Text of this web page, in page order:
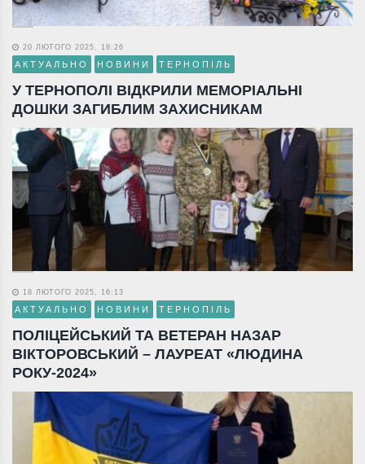
20 ЛЮТОГО 2025, 18:26
АКТУАЛЬНО НОВИНИ ТЕРНОПІЛЬ
У ТЕРНОПОЛІ ВІДКРИЛИ МЕМОРІАЛЬНІ
ДОШКИ ЗАГИБЛИМ ЗАХИСНИКАМ
18 ЛЮТОГО 2025, 16:13
АКТУАЛЬНО НОВИНИ ТЕРНОПІЛЬ
ПОЛІЦЕЙСЬКИЙ ТА ВЕТЕРАН НАЗАР
ВІКТОРОВСЬКИЙ – ЛАУРЕАТ «ЛЮДИНА
РОКУ-2024»